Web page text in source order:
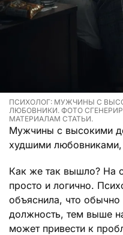
ПСИХОЛОГ: МУЖЧИНЫ С
ЛЮБОВНИКИ. ФОТО
МАТЕРИАЛАМ СТАТЬИ.
Мужчины с высокими
худшими
Как же так вышло? На
просто и логично.
объяснила, что
должность, тем выше
может привести к